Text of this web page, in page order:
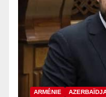
ARMÉNIE